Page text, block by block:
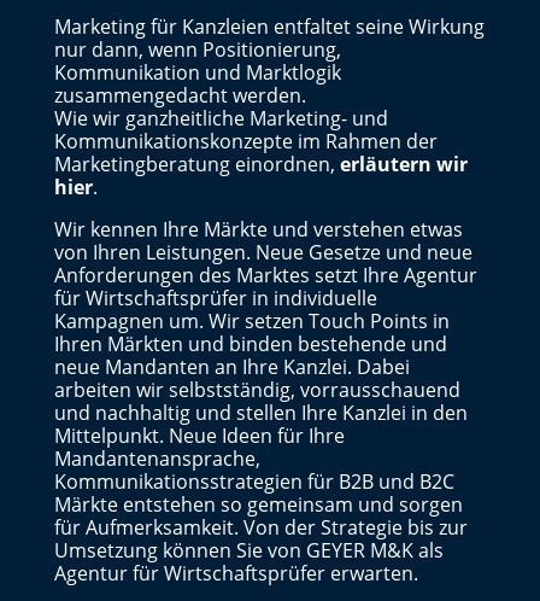
Marketing für Kanzleien entfaltet seine Wirkung
nur dann, wenn Positionierung,
Kommunikation und Marktlogik
zusammengedacht werden.
Wie wir ganzheitliche Marketing- und
Kommunikationskonzepte im Rahmen der
Marketingberatung einordnen, erläutern wir
hier.
Wir kennen Ihre Märkte und verstehen etwas
von Ihren Leistungen. Neue Gesetze und neue
Anforderungen des Marktes setzt Ihre Agentur
für Wirtschaftsprüfer in individuelle
Kampagnen um. Wir setzen Touch Points in
Ihren Märkten und binden bestehende und
neue Mandanten an Ihre Kanzlei. Dabei
arbeiten wir selbstständig, vorrausschauend
und nachhaltig und stellen Ihre Kanzlei in den
Mittelpunkt. Neue Ideen für Ihre
Mandantenansprache,
Kommunikationsstrategien für B2B und B2C
Märkte entstehen so gemeinsam und sorgen
für Aufmerksamkeit. Von der Strategie bis zur
Umsetzung können Sie von GEYER M&Kals
Agentur für Wirtschaftsprüfer erwarten.